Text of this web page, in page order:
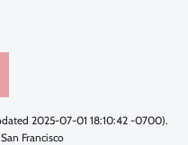
2025-07-01 18:10:42 -0700).
Francisco